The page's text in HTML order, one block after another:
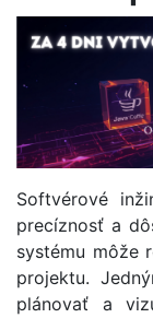
Softvérové
precíznosť a
systému môže
projektu.
plánovať a